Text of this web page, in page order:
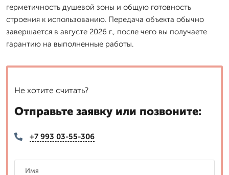
герметичность душевой зоны и общую готовность
строения к использованию. Передача объекта обычно
завершается в августе 2026 г., после чего вы получаете
гарантию на выполненные работы.
Не хотите считать?
Отправьте заявку или позвоните:
+7 993 03-55-306